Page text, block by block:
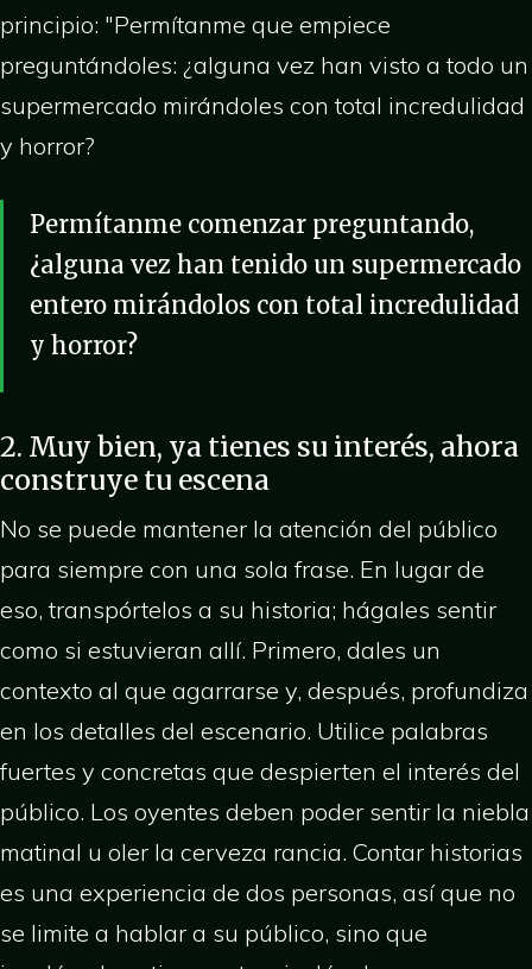
principio: "Permítanme que empiece
preguntándoles: ¿alguna vez han visto a todo un
supermercado mirándoles con total incredulidad
y horror?
Permítanme comenzar preguntando,
¿alguna vez han tenido un supermercado
entero mirándolos con total incredulidad
y horror?
2. Muy bien, ya tienes su interés, ahora
construye tu escena
No se puede mantener la atención del público
para siempre con una sola frase. En lugar de
eso, transpórtelos a su historia; hágales sentir
como si estuvieran allí. Primero, dales un
contexto al que agarrarse y, después, profundiza
en los detalles del escenario. Utilice palabras
fuertes y concretas que despierten el interés del
público. Los oyentes deben poder sentir la niebla
matinal u oler la cerveza rancia. Contar historias
es una experiencia de dos personas, así que no
se limite a hablar a su público, sino que